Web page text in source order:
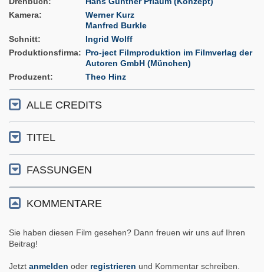
Kamera
Werner Kurz
Manfred Burkle
Schnitt
Ingrid Wolff
Produktionsfirma
Pro-ject Filmproduktion im Filmverlag der
Autoren GmbH (München)
Produzent
Theo Hinz
ALLE CREDITS
TITEL
FASSUNGEN
KOMMENTARE
Sie haben diesen Film gesehen? Dann freuen wir uns auf Ihren
Beitrag!
Jetzt anmelden oder registrieren und Kommentar schreiben.